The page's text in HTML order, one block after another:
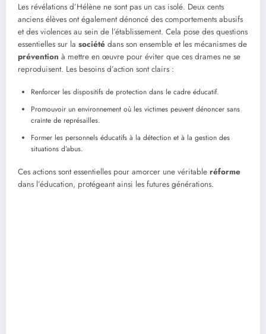
Les révélations d’Hélène ne sont pas un cas isolé. Deux cents
anciens élèves ont également dénoncé des comportements abusifs
et des violences au sein de l’établissement. Cela pose des questions
essentielles sur la société dans son ensemble et les mécanismes de
prévention à mettre en œuvre pour éviter que ces drames ne se
reproduisent. Les besoins d’action sont clairs :
Renforcer les dispositifs de protection dans le cadre éducatif.
Promouvoir un environnement où les victimes peuvent dénoncer sans
crainte de représailles.
Former les personnels éducatifs à la détection et à la gestion des
situations d’abus.
Ces actions sont essentielles pour amorcer une véritable réforme
dans l’éducation, protégeant ainsi les futures générations.